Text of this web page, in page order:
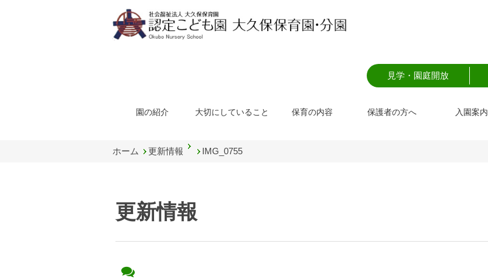
見学・園庭開放
園の紹介 大切にしていること 保育の内容 保護者の方へ 入園案内
ホーム 更新情報 IMG_0755
更新情報